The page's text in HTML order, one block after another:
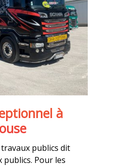
à
publics dit
publics. Pour les